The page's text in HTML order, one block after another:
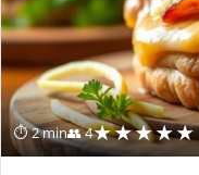
⏱ 2 min👥 4★★★★★